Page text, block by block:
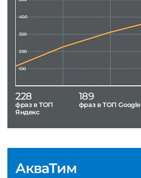
АкваТим
228
фраз в ТОП
Яндекс
189
фраз в ТОП Google